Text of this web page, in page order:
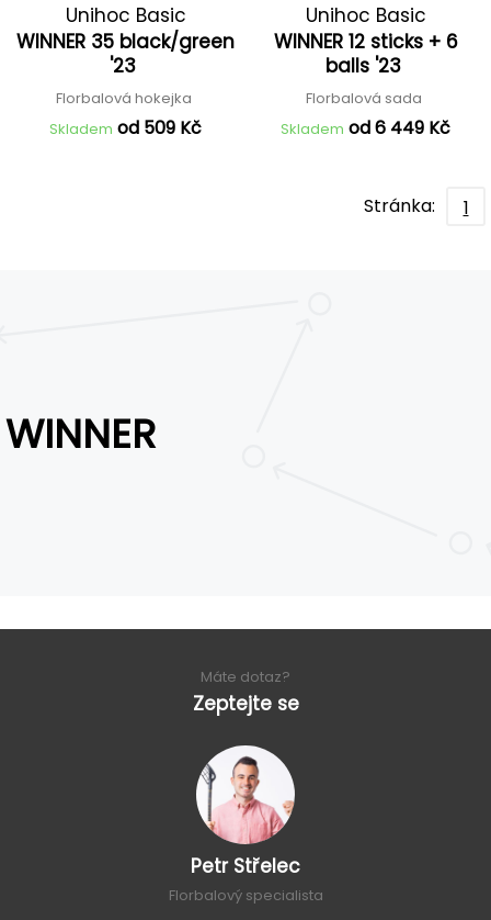
Unihoc Basic
WINNER 35 black/green
'23
Florbalová hokejka
Skladem od 509 Kč
Unihoc Basic
WINNER 12 sticks + 6
balls '23
Florbalová sada
Skladem od 6 449 Kč
Stránka: 1
WINNER
Máte dotaz?
Zeptejte se
Petr Střelec
Florbalový specialista